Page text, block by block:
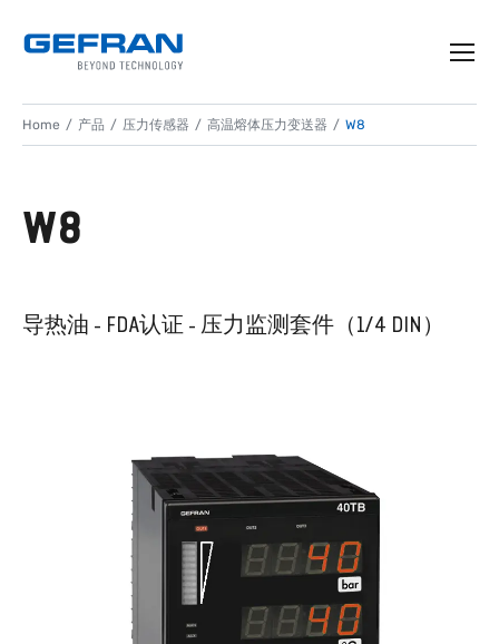
Home 产品 压力传感器 高温熔体压力变送器 W8
W8
导热油 - FDA认证 - 压力监测套件（1/4 DIN）